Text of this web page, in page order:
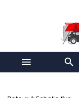
 